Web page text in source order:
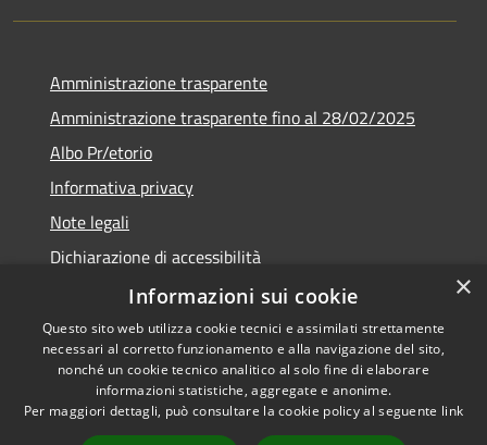
Amministrazione trasparente
Amministrazione trasparente fino al 28/02/2025
Albo Pr/etorio
Informativa privacy
Note legali
Dichiarazione di accessibilità
Obiettivi di accessibilità
RSS
Accessibilità
Copyright © 2026 • Comune di
×
Informazioni sui cookie
Questo sito web utilizza cookie tecnici e assimilati strettamente
necessari al corretto funzionamento e alla navigazione del sito,
nonché un cookie tecnico analitico al solo fine di elaborare
informazioni statistiche, aggregate e anonime.
Per maggiori dettagli, può consultare la cookie policy al seguente link